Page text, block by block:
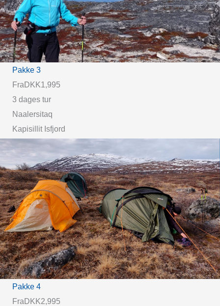
Pakke 3
FraDKK1,995
3 dages tur
Naalersitaq
Kapisillit Isfjord
Pakke 4
FraDKK2,995